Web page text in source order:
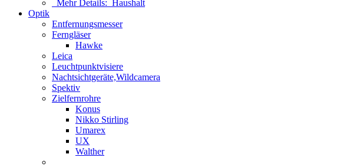
Mehr Details: Haushalt
Optik
Entfernungsmesser
Ferngläser
Hawke
Leica
Leuchtpunktvisiere
Nachtsichtgeräte,Wildcamera
Spektiv
Zielfernrohre
Konus
Nikko Stirling
Umarex
UX
Walther